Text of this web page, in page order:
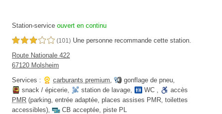
Station-service ouvert en continu
3,0 étoiles sur 5 (101) Une personne recommande cette station.
Route Nationale 422
67120 Molsheim
Services :
carburants premium, gonflage de pneu,
snack / épicerie, station de lavage, WC ,
accès
PMR (parking, entrée adaptée, places assises PMR, toilettes
accessibles), CB acceptée, piste PL